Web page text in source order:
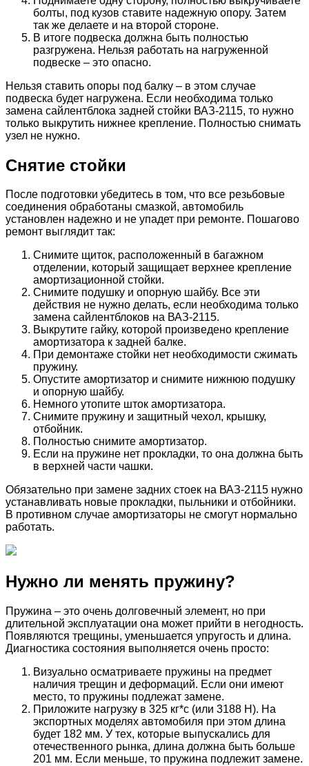
болты, под кузов ставите надежную опору. Затем
так же делаете и на второй стороне.
В итоге подвеска должна быть полностью
разгружена. Нельзя работать на нагруженной
подвеске – это опасно.
Нельзя ставить опоры под балку – в этом случае
подвеска будет нагружена. Если необходима только
замена сайлентблока задней стойки ВАЗ-2115, то нужно
только выкрутить нижнее крепление. Полностью снимать
узел не нужно.
Снятие стойки
После подготовки убедитесь в том, что все резьбовые
соединения обработаны смазкой, автомобиль
установлен надежно и не упадет при ремонте. Пошагово
ремонт выглядит так:
Снимите щиток, расположенный в багажном
отделении, который защищает верхнее крепление
амортизационной стойки.
Снимите подушку и опорную шайбу. Все эти
действия не нужно делать, если необходима только
замена сайлентблоков на ВАЗ-2115.
Выкрутите гайку, которой произведено крепление
амортизатора к задней балке.
При демонтаже стойки нет необходимости сжимать
пружину.
Опустите амортизатор и снимите нижнюю подушку
и опорную шайбу.
Немного утопите шток амортизатора.
Снимите пружину и защитный чехол, крышку,
отбойник.
Полностью снимите амортизатор.
Если на пружине нет прокладки, то она должна быть
в верхней части чашки.
Обязательно при замене задних стоек на ВАЗ-2115 нужно
устанавливать новые прокладки, пыльники и отбойники.
В противном случае амортизаторы не смогут нормально
работать.
Нужно ли менять пружину?
Пружина – это очень долговечный элемент, но при
длительной эксплуатации она может прийти в негодность.
Появляются трещины, уменьшается упругость и длина.
Диагностика состояния выполняется очень просто:
Визуально осматриваете пружины на предмет
наличия трещин и деформаций. Если они имеют
место, то пружины подлежат замене.
Приложите нагрузку в 325 кг*с (или 3188 Н). На
экспортных моделях автомобиля при этом длина
будет 182 мм. У тех, которые выпускались для
отечественного рынка, длина должна быть больше
201 мм. Если меньше, то пружина подлежит замене.